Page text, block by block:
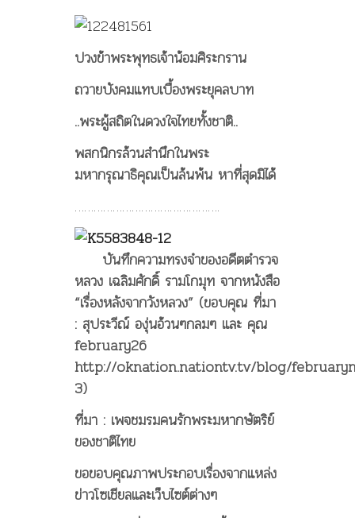
ปวงข้าพระพุทธเจ้าน้อมศิระกราน
ถวายบังคมแทบเบื้องพระยุคลบาท
..พระผู้สถิตในดวงใจไทยทั้งชาติ..
พสกนิกรล้วนสำนึกในพระ
มหากรุณาธิคุณเป็นล้นพ้น หาที่สุดมิได้
……………………………………….
บันทึกความทรงจำของอดีตตำรวจ
หลวง เฉลิมศักดิ์ รามโกมุท จากหนังสือ
“เรื่องหลังจากวังหลวง” (ขอบคุณ ที่มา
: สุประวีณ์ องุ่นอ้วนๆกลมๆ และ คุณ
february26
http://oknation.nationtv.tv/blog/
3)
ที่มา : เพจชมรมคนรักพระมหากษัตริย์
ของชาติไทย
ขอขอบคุณภาพประกอบเรื่องจากแหล่ง
ข่าวโซเชียลและเว็บไซต์ต่างๆ